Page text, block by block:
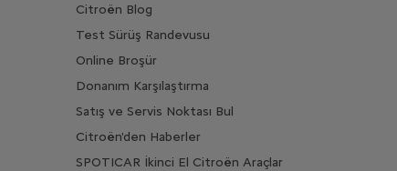
Citroën Blog
Test Sürüş Randevusu
Online Broşür
Donanım Karşılaştırma
Satış ve Servis Noktası Bul
Citroën'den Haberler
SPOTICAR İkinci El Citroën Araçlar